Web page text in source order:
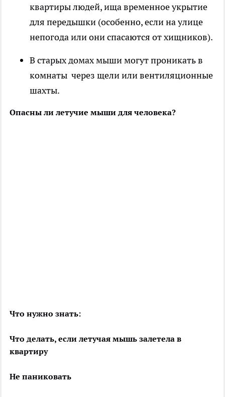
квартиры людей, ища временное укрытие
для передышки (особенно, если на улице
непогода или они спасаются от хищников).
В старых домах мыши могут проникать в
комнаты через щели или вентиляционные
шахты.
Опасны ли летучие мыши для человека?
Что нужно знать:
Что делать, если летучая мышь залетела в
квартиру
Не паниковать